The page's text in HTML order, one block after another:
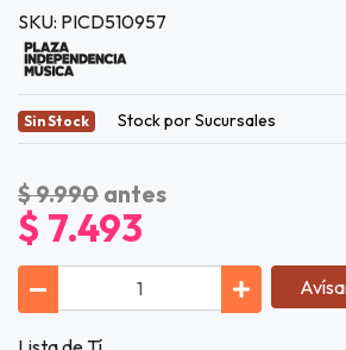
SKU: PICD510957
Sin Stock Stock por Sucursales
$ 9.990 antes
$ 7.493